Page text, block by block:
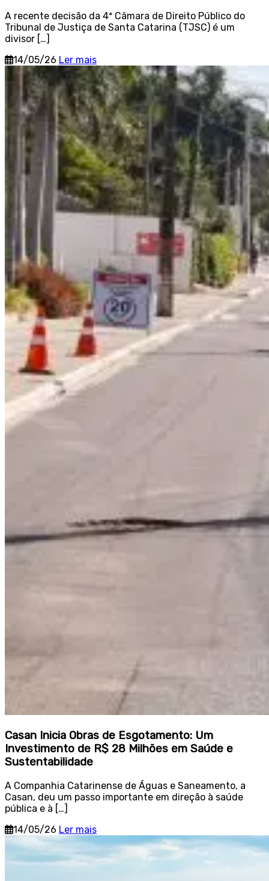
A recente decisão da 4ª Câmara de Direito Público do
Tribunal de Justiça de Santa Catarina (TJSC) é um
divisor […]
14/05/26 Ler mais
Casan Inicia Obras de Esgotamento: Um
Investimento de R$ 28 Milhões em Saúde e
Sustentabilidade
A Companhia Catarinense de Águas e Saneamento, a
Casan, deu um passo importante em direção à saúde
pública e à […]
14/05/26 Ler mais